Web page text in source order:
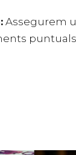
Assegurem